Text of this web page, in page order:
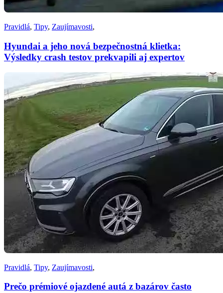
Pravidlá, Tipy, Zaujímavosti,
Hyundai a jeho nová bezpečnostná klietka:
Výsledky crash testov prekvapili aj expertov
Pravidlá, Tipy, Zaujímavosti,
Prečo prémiové ojazdené autá z bazárov často